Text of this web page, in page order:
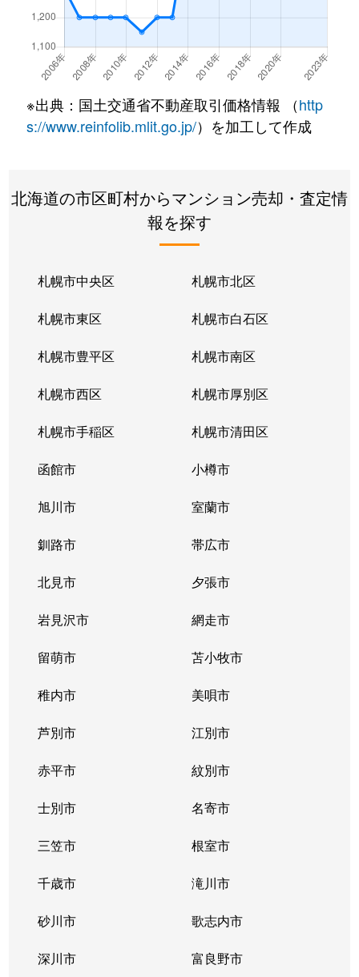
北２２条東 300万円
北２２条東
640万円 元町(札幌)
北２２条東
3,200万円 元町(札幌)
北２４条東
3,000万円 元町(札幌)
北２６条東
2,000万円 元町(札幌)
2,200万円
北３３条東
新道東
北３４条東
新道東
北３４条東
新道東
北３４条東
新道東
北３５条東
北34条
北３５条東
北34条
北３５条東
新道東
北３６条東
新道東
北３７条東
新道東
北３７条東
新道東
北３９条東
麻生
北３９条東
栄町(札幌)
北３９条東
栄町(札幌)
北４０条東
栄町(札幌)
北４０条東
栄町(札幌)
北４１条東
麻生
北４２条東
栄町(札幌)
北４３条東
栄町(札幌)
北４３条東
栄町(札幌)
※出典：国土交通省不動産取引価格情報 （http
s://www.reinfolib.mlit.go.jp/）を加工して作成
北海道の市区町村からマンション売却・査定情
報を探す
札幌市中央区 札幌市北区
札幌市東区 札幌市白石区
札幌市豊平区 札幌市南区
札幌市西区 札幌市厚別区
札幌市手稲区 札幌市清田区
函館市 小樽市
旭川市 室蘭市
釧路市 帯広市
北見市 夕張市
岩見沢市 網走市
留萌市 苫小牧市
稚内市 美唄市
芦別市 江別市
赤平市 紋別市
士別市 名寄市
三笠市 根室市
千歳市 滝川市
砂川市 歌志内市
深川市 富良野市